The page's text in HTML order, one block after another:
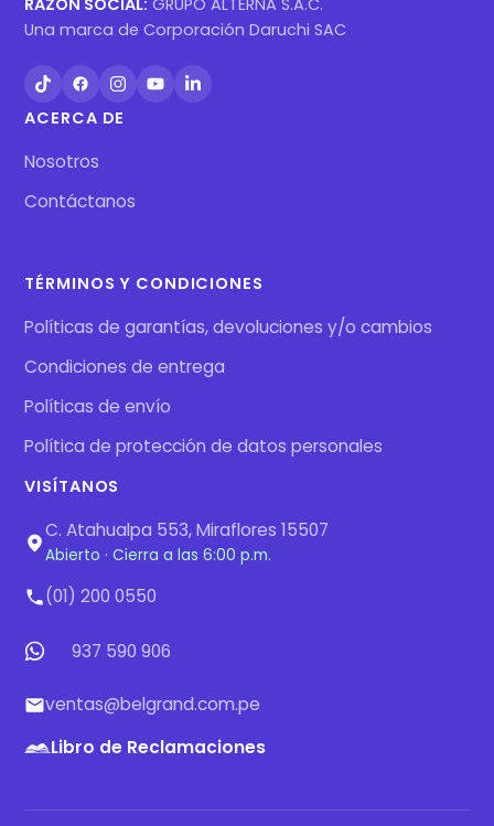
RAZÓN SOCIAL: GRUPO ALTERNA S.A.C.
Una marca de Corporación Daruchi SAC
ACERCA DE
Nosotros
Contáctanos
TÉRMINOS Y CONDICIONES
Políticas de garantías, devoluciones y/o cambios
Condiciones de entrega
Políticas de envío
Política de protección de datos personales
VISÍTANOS
C. Atahualpa 553, Miraflores 15507
Abierto · Cierra a las 6:00 p.m.
(01) 200 0550
937 590 906
ventas@belgrand.com.pe
Libro de Reclamaciones